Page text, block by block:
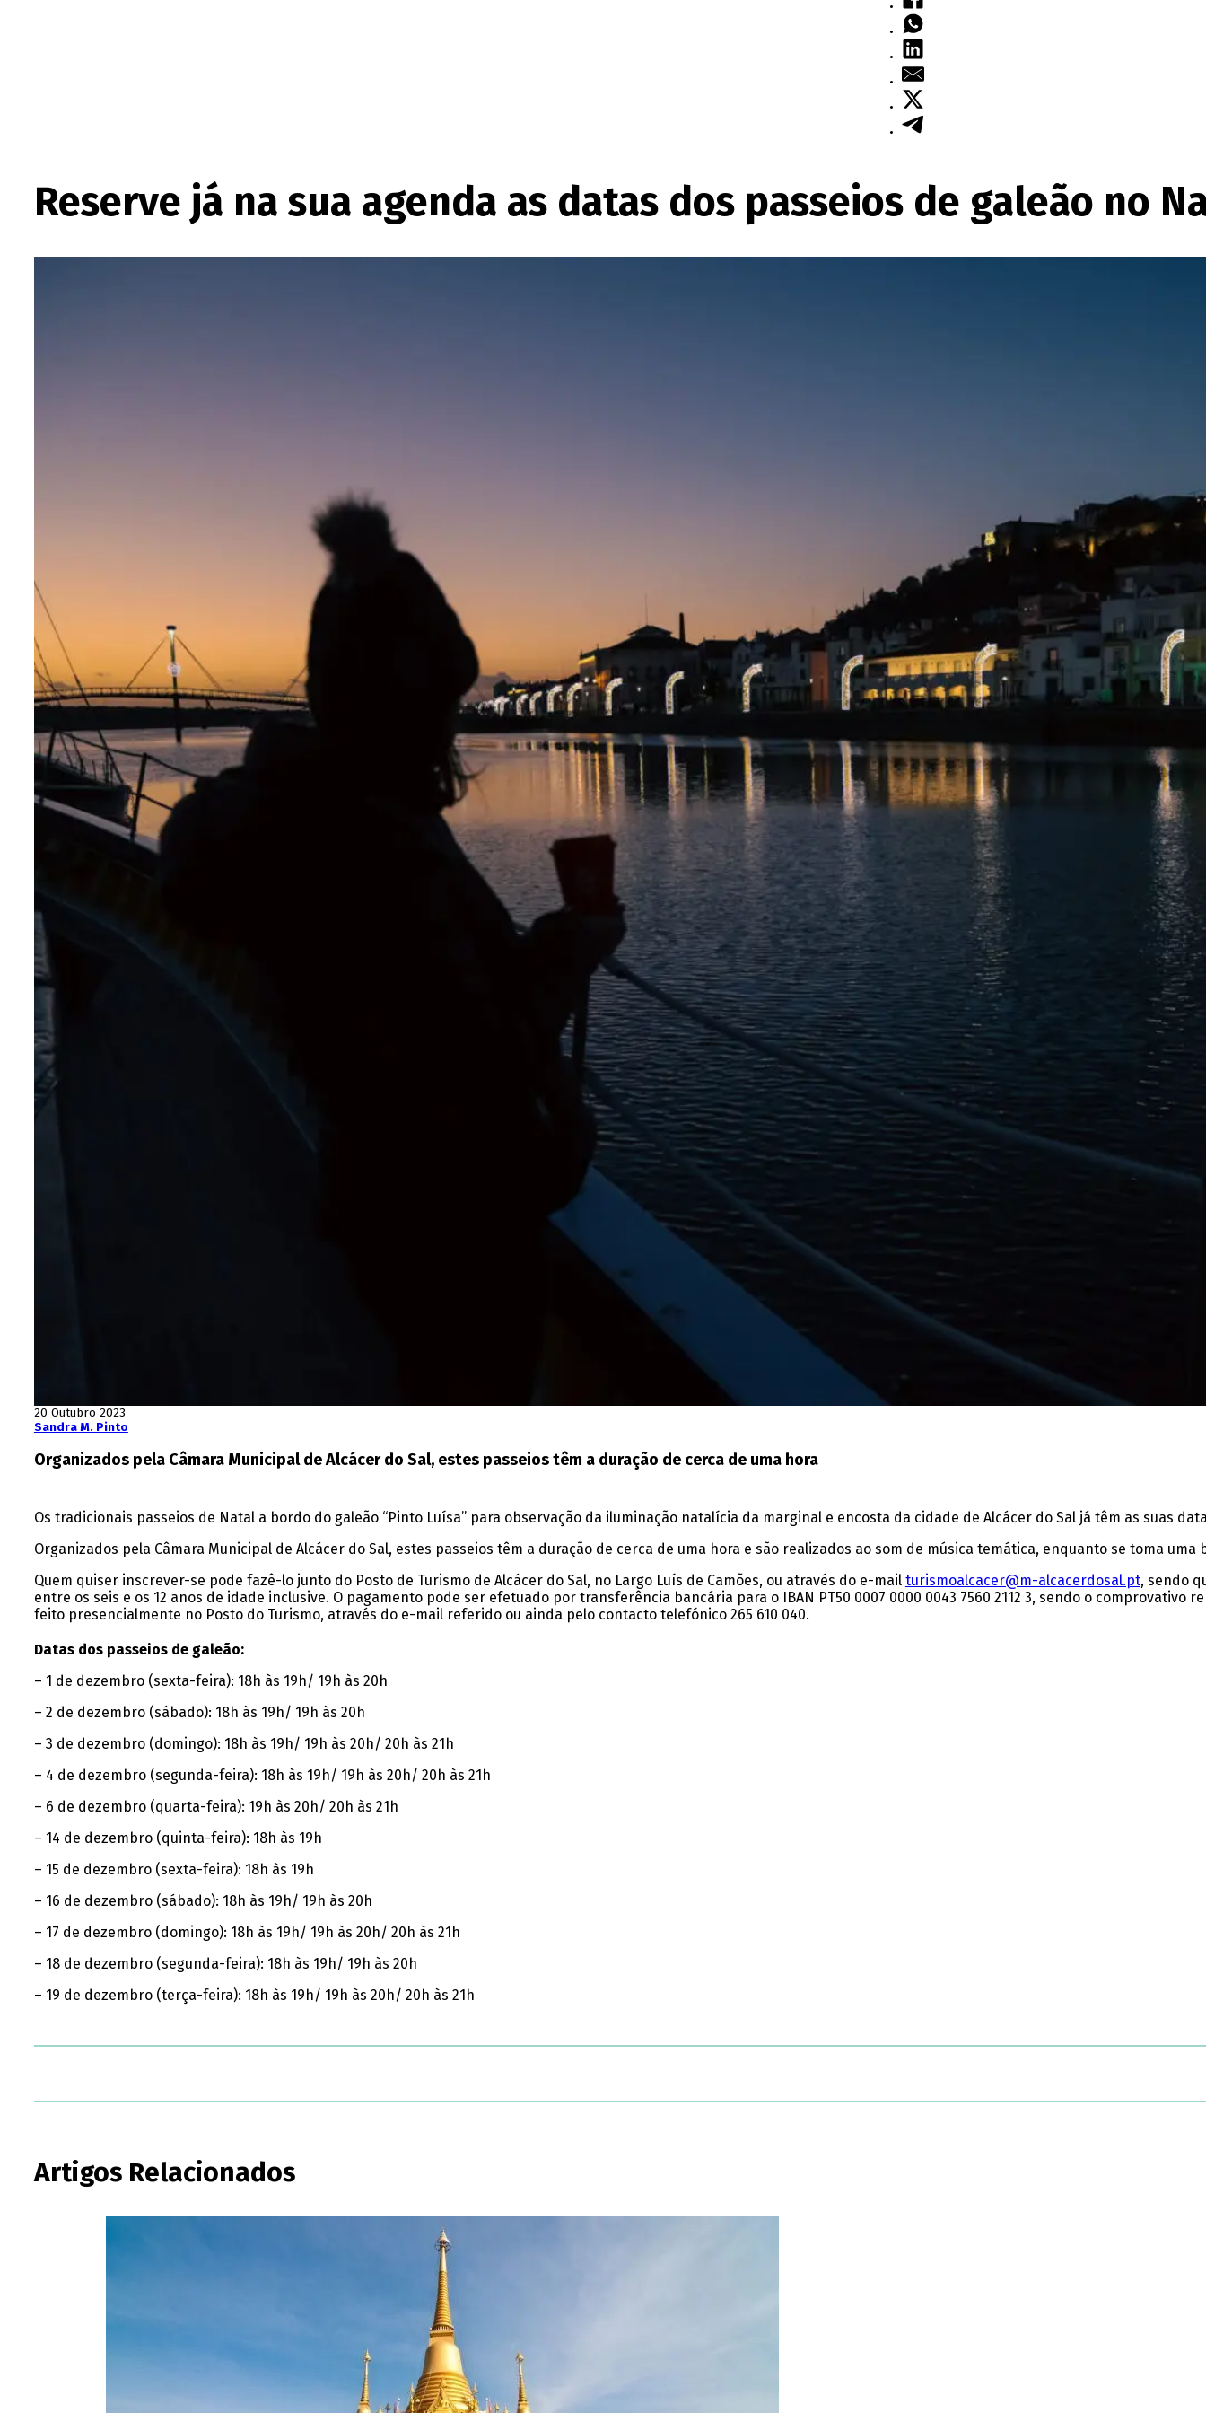
Reserve já na sua agenda as datas dos passeios de galeão no
20 Outubro 2023
Sandra M. Pinto
Organizados pela Câmara Municipal de Alcácer do Sal, estes passeios têm a duração de cerca de uma hora
Os tradicionais passeios de Natal a bordo do galeão “Pinto Luísa” para observação da iluminação natalícia da marginal e encosta da cidade de Alcácer do Sal já têm as suas
Organizados pela Câmara Municipal de Alcácer do Sal, estes passeios têm a duração de cerca de uma hora e são realizados ao som de música temática, enquanto se toma uma
Quem quiser inscrever-se pode fazê-lo junto do Posto de Turismo de Alcácer do Sal, no Largo Luís de Camões, ou através do e-mail turismoalcacer@m-alcacerdosal.pt, sendo
entre os seis e os 12 anos de idade inclusive. O pagamento pode ser efetuado por transferência bancária para o IBAN PT50 0007 0000 0043 7560 2112 3, sendo o
feito presencialmente no Posto do Turismo, através do e-mail referido ou ainda pelo contacto telefónico 265 610 040.
Datas dos passeios de galeão:
– 1 de dezembro (sexta-feira): 18h às 19h/ 19h às 20h
– 2 de dezembro (sábado): 18h às 19h/ 19h às 20h
– 3 de dezembro (domingo): 18h às 19h/ 19h às 20h/ 20h às 21h
– 4 de dezembro (segunda-feira): 18h às 19h/ 19h às 20h/ 20h às 21h
– 6 de dezembro (quarta-feira): 19h às 20h/ 20h às 21h
– 14 de dezembro (quinta-feira): 18h às 19h
– 15 de dezembro (sexta-feira): 18h às 19h
– 16 de dezembro (sábado): 18h às 19h/ 19h às 20h
– 17 de dezembro (domingo): 18h às 19h/ 19h às 20h/ 20h às 21h
– 18 de dezembro (segunda-feira): 18h às 19h/ 19h às 20h
– 19 de dezembro (terça-feira): 18h às 19h/ 19h às 20h/ 20h às 21h
Artigos Relacionados